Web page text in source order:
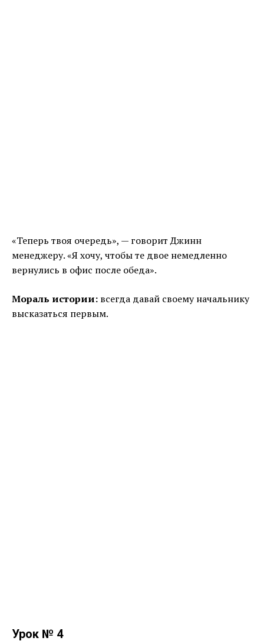
«Теперь твоя очередь», — говорит Джинн
менеджеру. «Я хочу, чтобы те двое немедленно
вернулись в офис после обеда».
Мораль истории: всегда давай своему начальнику
высказаться первым.
Урок № 4